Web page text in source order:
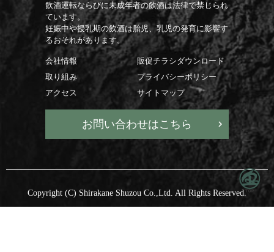
飲酒運転ならびに未成年者の飲酒は法律で禁じられ
ています。
妊娠中や授乳期の飲酒は胎児、乳児の発育に影響す
るおそれがあります。
会社情報
販促チラシダウンロード
取り組み
プライバシーポリシー
アクセス
サイトマップ
お問い合わせはこちら
Copyright (C) Shirakane Shuzou Co.,Ltd. All Rights Reserved.